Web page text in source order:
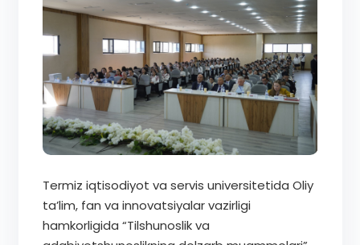
Termiz iqtisodiyot va servis universitetida Oliy
ta’lim, fan va innovatsiyalar vazirligi
hamkorligida “Tilshunoslik va